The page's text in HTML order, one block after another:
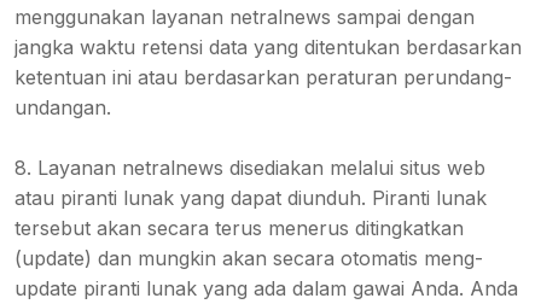
menggunakan layanan netralnews sampai dengan
jangka waktu retensi data yang ditentukan berdasarkan
ketentuan ini atau berdasarkan peraturan perundang-
undangan.
8. Layanan netralnews disediakan melalui situs web
atau piranti lunak yang dapat diunduh. Piranti lunak
tersebut akan secara terus menerus ditingkatkan
(update) dan mungkin akan secara otomatis meng-
update piranti lunak yang ada dalam gawai Anda. Anda